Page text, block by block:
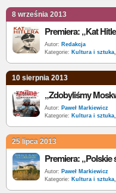
8 września 2013
Autor: Redakcja
Kategorie: Kultura i sztuka,
10 sierpnia 2013
Autor: Paweł Markiewicz
Kategorie: Kultura i sztuka,
25 lipca 2013
Autor: Paweł Markiewicz
Kategorie: Kultura i sztuka,